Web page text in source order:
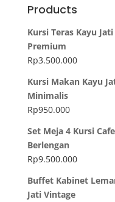
Products
Kursi Teras Kayu
Premium
Rp3.500.000
Kursi Makan Kayu
Minimalis
Rp950.000
Set Meja 4 Kursi
Berlengan
Rp9.500.000
Buffet Kabinet
Jati Vintage